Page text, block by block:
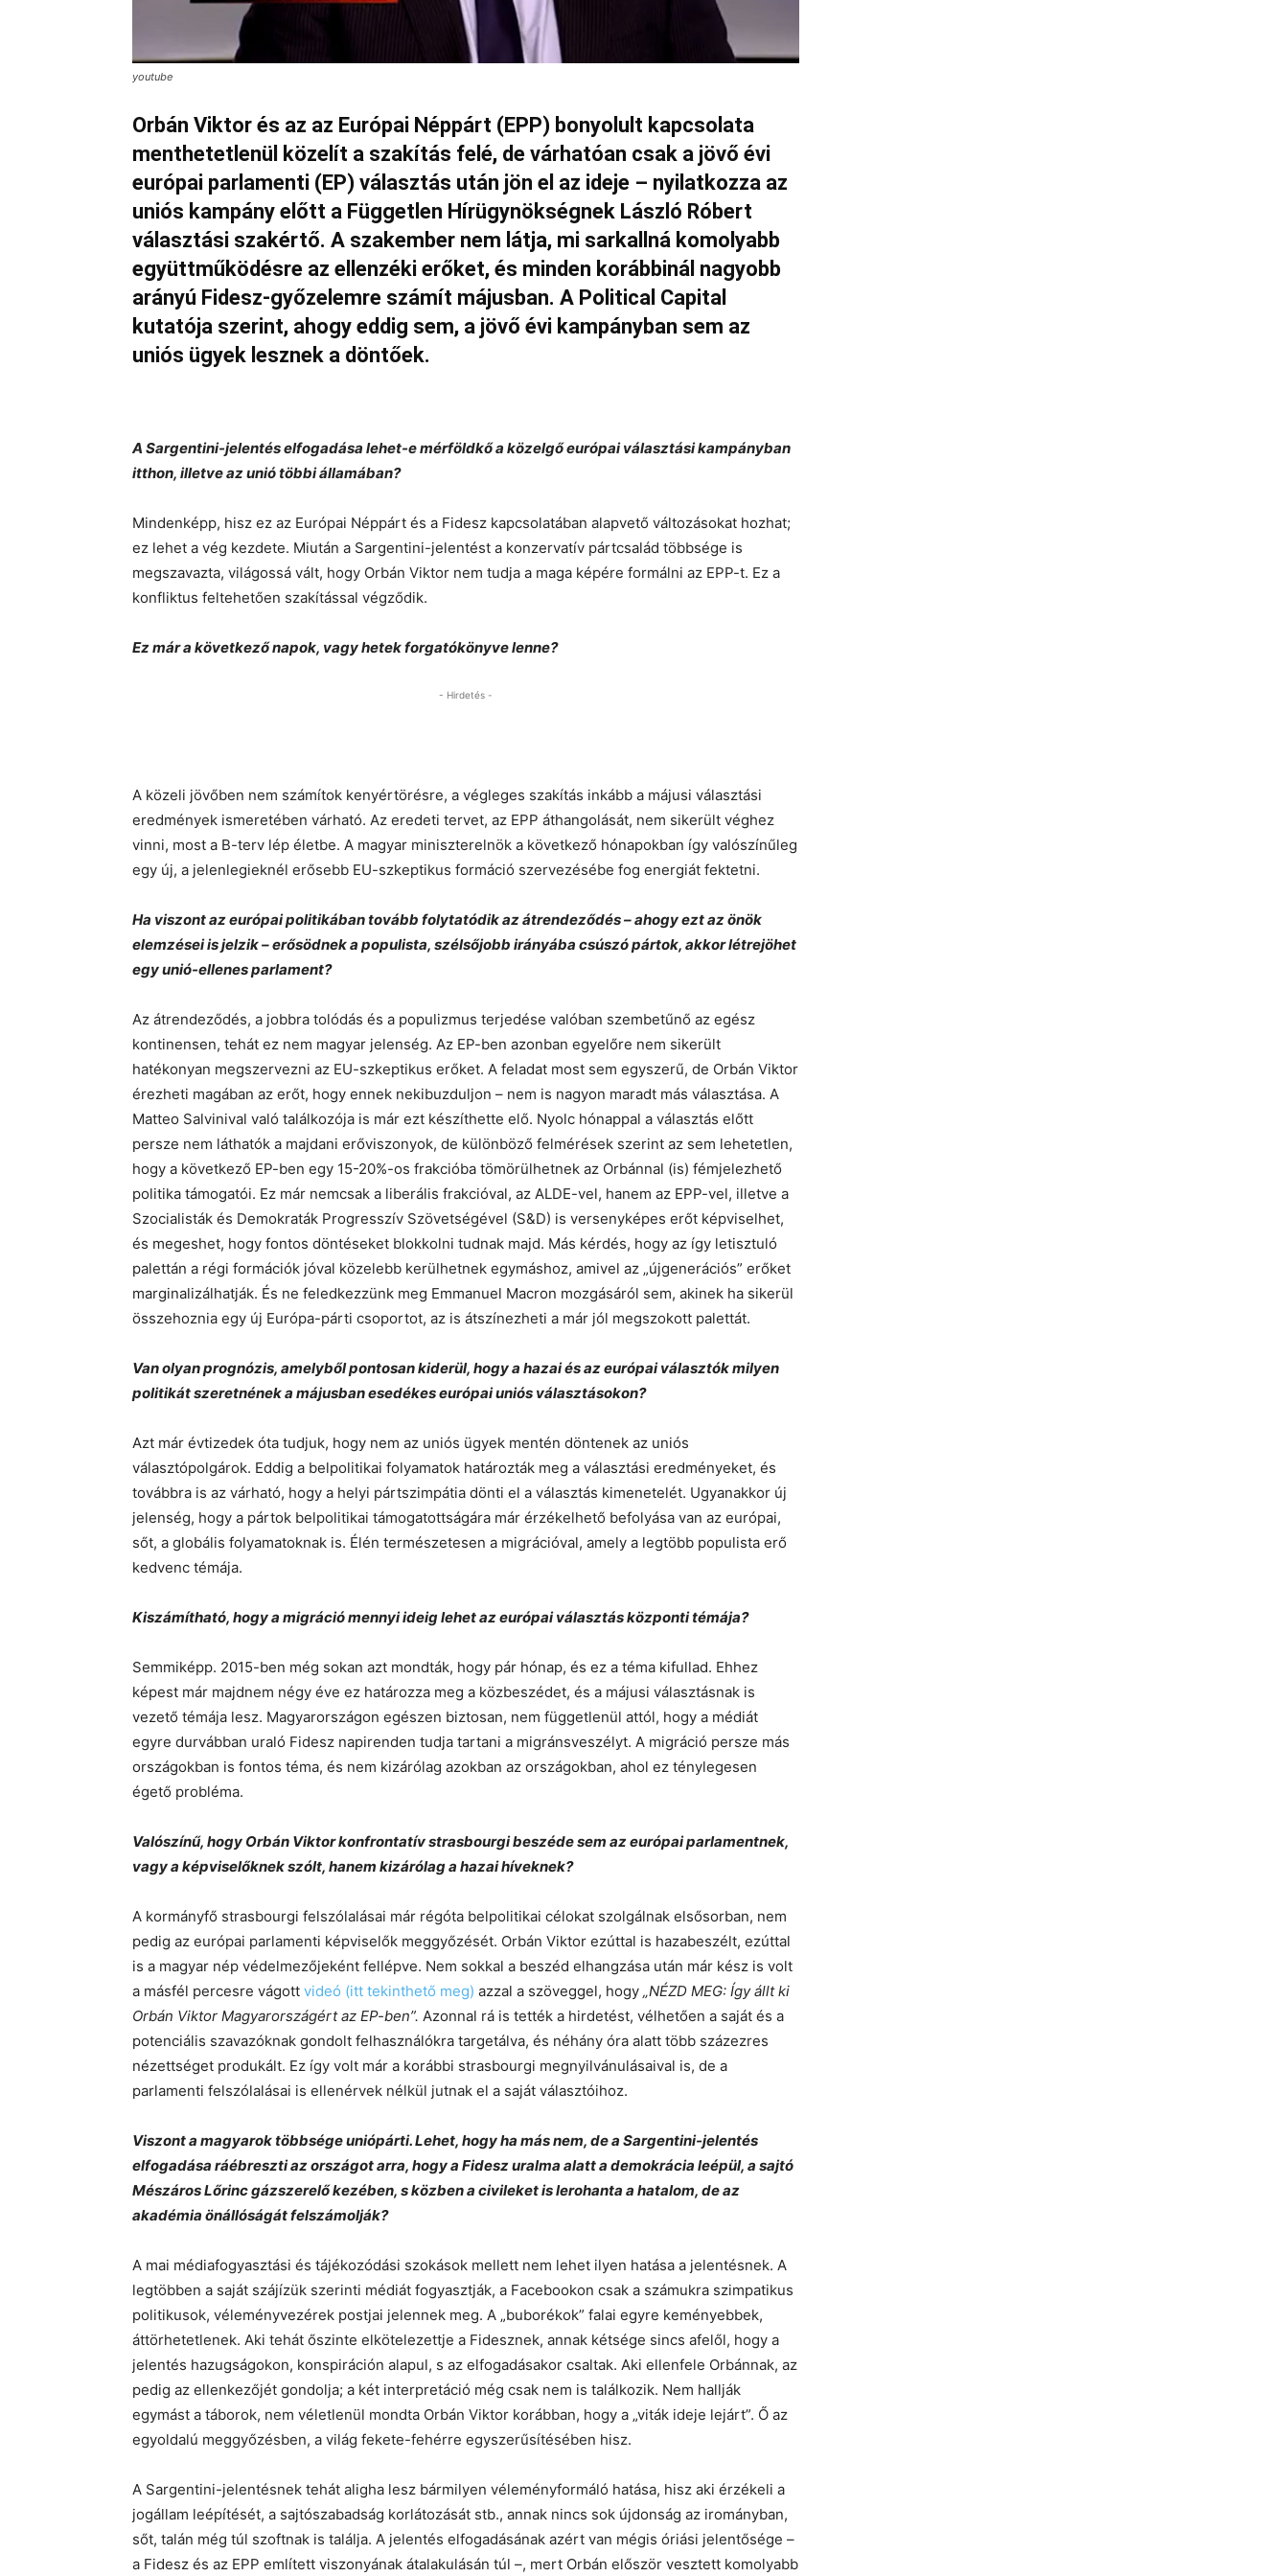
youtube
Orbán Viktor és az az Európai Néppárt (EPP) bonyolult kapcsolata
menthetetlenül közelít a szakítás felé, de várhatóan csak a jövő évi
európai parlamenti (EP) választás után jön el az ideje – nyilatkozza az
uniós kampány előtt a Független Hírügynökségnek László Róbert
választási szakértő. A szakember nem látja, mi sarkallná komolyabb
együttműködésre az ellenzéki erőket, és minden korábbinál nagyobb
arányú Fidesz-győzelemre számít májusban. A Political Capital
kutatója szerint, ahogy eddig sem, a jövő évi kampányban sem az
uniós ügyek lesznek a döntőek.
A Sargentini-jelentés elfogadása lehet-e mérföldkő a közelgő európai választási kampányban
itthon, illetve az unió többi államában?
Mindenképp, hisz ez az Európai Néppárt és a Fidesz kapcsolatában alapvető változásokat hozhat;
ez lehet a vég kezdete. Miután a Sargentini-jelentést a konzervatív pártcsalád többsége is
megszavazta, világossá vált, hogy Orbán Viktor nem tudja a maga képére formálni az EPP-t. Ez a
konfliktus feltehetően szakítással végződik.
Ez már a következő napok, vagy hetek forgatókönyve lenne?
- Hirdetés -
A közeli jövőben nem számítok kenyértörésre, a végleges szakítás inkább a májusi választási
eredmények ismeretében várható. Az eredeti tervet, az EPP áthangolását, nem sikerült véghez
vinni, most a B-terv lép életbe. A magyar miniszterelnök a következő hónapokban így valószínűleg
egy új, a jelenlegieknél erősebb EU-szkeptikus formáció szervezésébe fog energiát fektetni.
Ha viszont az európai politikában tovább folytatódik az átrendeződés – ahogy ezt az önök
elemzései is jelzik – erősödnek a populista, szélsőjobb irányába csúszó pártok, akkor létrejöhet
egy unió-ellenes parlament?
Az átrendeződés, a jobbra tolódás és a populizmus terjedése valóban szembetűnő az egész
kontinensen, tehát ez nem magyar jelenség. Az EP-ben azonban egyelőre nem sikerült
hatékonyan megszervezni az EU-szkeptikus erőket. A feladat most sem egyszerű, de Orbán Viktor
érezheti magában az erőt, hogy ennek nekibuzduljon – nem is nagyon maradt más választása. A
Matteo Salvinival való találkozója is már ezt készíthette elő. Nyolc hónappal a választás előtt
persze nem láthatók a majdani erőviszonyok, de különböző felmérések szerint az sem lehetetlen,
hogy a következő EP-ben egy 15-20%-os frakcióba tömörülhetnek az Orbánnal (is) fémjelezhető
politika támogatói. Ez már nemcsak a liberális frakcióval, az ALDE-vel, hanem az EPP-vel, illetve a
Szocialisták és Demokraták Progresszív Szövetségével (S&D) is versenyképes erőt képviselhet,
és megeshet, hogy fontos döntéseket blokkolni tudnak majd. Más kérdés, hogy az így letisztuló
palettán a régi formációk jóval közelebb kerülhetnek egymáshoz, amivel az „újgenerációs” erőket
marginalizálhatják. És ne feledkezzünk meg Emmanuel Macron mozgásáról sem, akinek ha sikerül
összehoznia egy új Európa-párti csoportot, az is átszínezheti a már jól megszokott palettát.
Van olyan prognózis, amelyből pontosan kiderül, hogy a hazai és az európai választók milyen
politikát szeretnének a májusban esedékes európai uniós választásokon?
Azt már évtizedek óta tudjuk, hogy nem az uniós ügyek mentén döntenek az uniós
választópolgárok. Eddig a belpolitikai folyamatok határozták meg a választási eredményeket, és
továbbra is az várható, hogy a helyi pártszimpátia dönti el a választás kimenetelét. Ugyanakkor új
jelenség, hogy a pártok belpolitikai támogatottságára már érzékelhető befolyása van az európai,
sőt, a globális folyamatoknak is. Élén természetesen a migrációval, amely a legtöbb populista erő
kedvenc témája.
Kiszámítható, hogy a migráció mennyi ideig lehet az európai választás központi témája?
Semmiképp. 2015-ben még sokan azt mondták, hogy pár hónap, és ez a téma kifullad. Ehhez
képest már majdnem négy éve ez határozza meg a közbeszédet, és a májusi választásnak is
vezető témája lesz. Magyarországon egészen biztosan, nem függetlenül attól, hogy a médiát
egyre durvábban uraló Fidesz napirenden tudja tartani a migránsveszélyt. A migráció persze más
országokban is fontos téma, és nem kizárólag azokban az országokban, ahol ez ténylegesen
égető probléma.
Valószínű, hogy Orbán Viktor konfrontatív strasbourgi beszéde sem az európai parlamentnek,
vagy a képviselőknek szólt, hanem kizárólag a hazai híveknek?
A kormányfő strasbourgi felszólalásai már régóta belpolitikai célokat szolgálnak elsősorban, nem
pedig az európai parlamenti képviselők meggyőzését. Orbán Viktor ezúttal is hazabeszélt, ezúttal
is a magyar nép védelmezőjeként fellépve. Nem sokkal a beszéd elhangzása után már kész is volt
a másfél percesre vágott videó (itt tekinthető meg) azzal a szöveggel, hogy „NÉZD MEG: Így állt ki
Orbán Viktor Magyarországért az EP-ben”. Azonnal rá is tették a hirdetést, vélhetően a saját és a
potenciális szavazóknak gondolt felhasználókra targetálva, és néhány óra alatt több százezres
nézettséget produkált. Ez így volt már a korábbi strasbourgi megnyilvánulásaival is, de a
parlamenti felszólalásai is ellenérvek nélkül jutnak el a saját választóihoz.
Viszont a magyarok többsége uniópárti. Lehet, hogy ha más nem, de a Sargentini-jelentés
elfogadása ráébreszti az országot arra, hogy a Fidesz uralma alatt a demokrácia leépül, a sajtó
Mészáros Lőrinc gázszerelő kezében, s közben a civileket is lerohanta a hatalom, de az
akadémia önállóságát felszámolják?
A mai médiafogyasztási és tájékozódási szokások mellett nem lehet ilyen hatása a jelentésnek. A
legtöbben a saját szájízük szerinti médiát fogyasztják, a Facebookon csak a számukra szimpatikus
politikusok, véleményvezérek postjai jelennek meg. A „buborékok” falai egyre keményebbek,
áttörhetetlenek. Aki tehát őszinte elkötelezettje a Fidesznek, annak kétsége sincs afelől, hogy a
jelentés hazugságokon, konspiráción alapul, s az elfogadásakor csaltak. Aki ellenfele Orbánnak, az
pedig az ellenkezőjét gondolja; a két interpretáció még csak nem is találkozik. Nem hallják
egymást a táborok, nem véletlenül mondta Orbán Viktor korábban, hogy a „viták ideje lejárt”. Ő az
egyoldalú meggyőzésben, a világ fekete-fehérre egyszerűsítésében hisz.
A Sargentini-jelentésnek tehát aligha lesz bármilyen véleményformáló hatása, hisz aki érzékeli a
jogállam leépítését, a sajtószabadság korlátozását stb., annak nincs sok újdonság az irományban,
sőt, talán még túl szoftnak is találja. A jelentés elfogadásának azért van mégis óriási jelentősége –
a Fidesz és az EPP említett viszonyának átalakulásán túl –, mert Orbán először vesztett komolyabb